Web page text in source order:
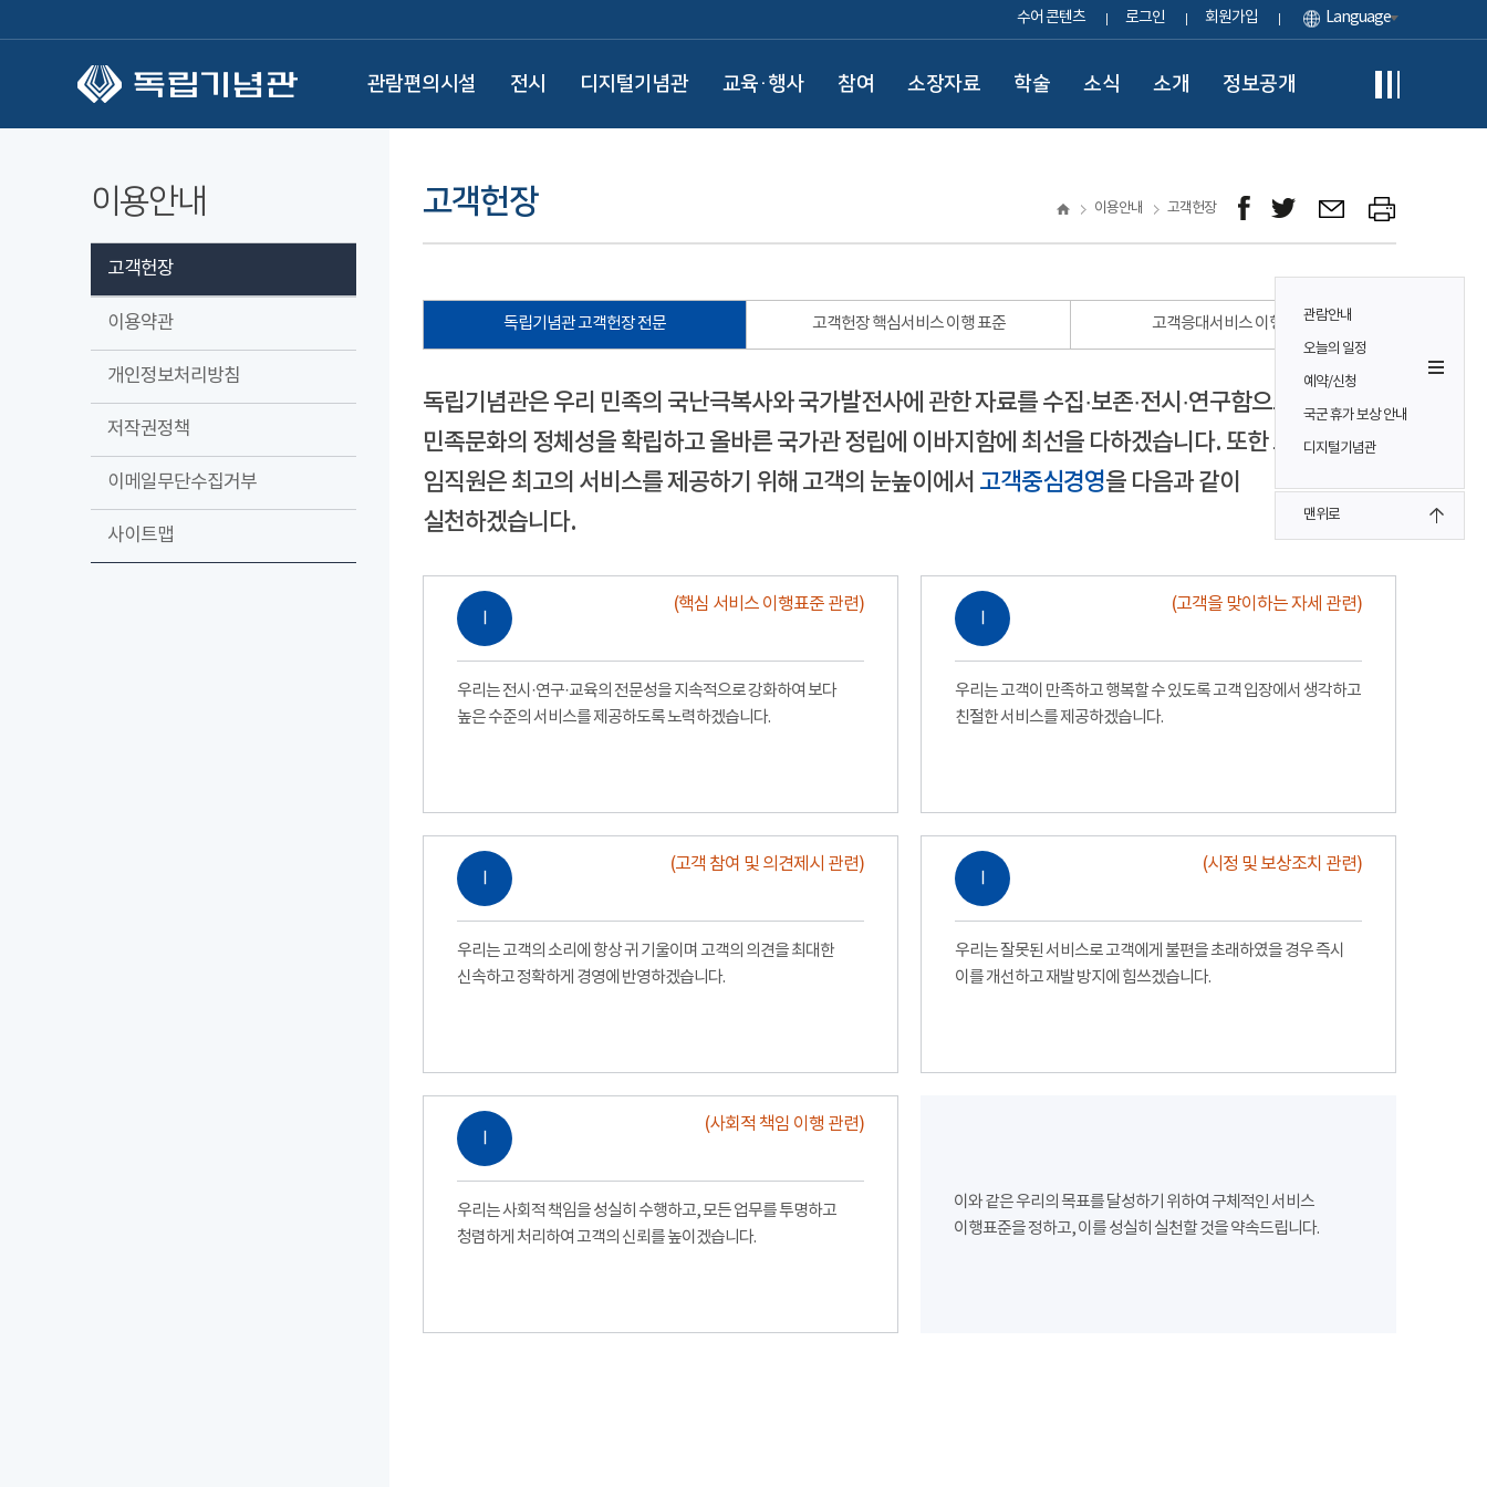
수어 콘텐츠 로그인 회원가입 Language
관람편의시설 전시 디지털기념관 교육·행사 참여 소장자료 학술 소식 소개 정보공개
관람안내
오늘의 일정
예약/신청
국군 휴가 보상 안내
디지털기념관
맨위로
이용안내
고객헌장
이용약관
개인정보처리방침
저작권정책
이메일무단수집거부
사이트맵
고객헌장 이용안내 고객헌장
독립기념관 고객헌장 전문 고객헌장 핵심서비스 이행 표준 고객응대서비스 이행 표준
독립기념관은 우리 민족의 국난극복사와 국가발전사에 관한 자료를 수집·보존·전시·연구함으로써
민족문화의 정체성을 확립하고 올바른 국가관 정립에 이바지함에 최선을 다하겠습니다. 또한 모든
임직원은 최고의 서비스를 제공하기 위해 고객의 눈높이에서 고객중심경영을 다음과 같이
실천하겠습니다.
Ⅰ
(핵심 서비스 이행표준 관련)
우리는 전시·연구·교육의 전문성을 지속적으로 강화하여 보다
높은 수준의 서비스를 제공하도록 노력하겠습니다.
Ⅰ
(고객을 맞이하는 자세 관련)
우리는 고객이 만족하고 행복할 수 있도록 고객 입장에서 생각하고
친절한 서비스를 제공하겠습니다.
Ⅰ
(고객 참여 및 의견제시 관련)
우리는 고객의 소리에 항상 귀 기울이며 고객의 의견을 최대한
신속하고 정확하게 경영에 반영하겠습니다.
Ⅰ
(시정 및 보상조치 관련)
우리는 잘못된 서비스로 고객에게 불편을 초래하였을 경우 즉시
이를 개선하고 재발 방지에 힘쓰겠습니다.
Ⅰ
(사회적 책임 이행 관련)
우리는 사회적 책임을 성실히 수행하고, 모든 업무를 투명하고
청렴하게 처리하여 고객의 신뢰를 높이겠습니다.
이와 같은 우리의 목표를 달성하기 위하여 구체적인 서비스
이행표준을 정하고, 이를 성실히 실천할 것을 약속드립니다.